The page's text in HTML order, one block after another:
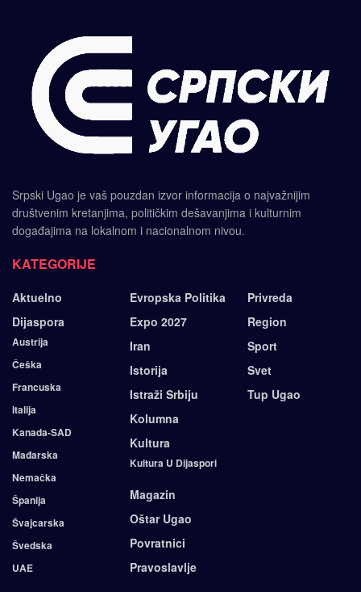
Srpski Ugao je vaš pouzdan izvor informacija o najvažnijim
društvenim kretanjima, političkim dešavanjima i kulturnim
događajima na lokalnom i nacionalnom nivou.
KATEGORIJE
Aktuelno
Dijaspora
Austrija
Češka
Francuska
Italija
Kanada-SAD
Mađarska
Nemačka
Španija
Švajcarska
Švedska
UAE
Evropska Politika
Expo 2027
Iran
Istorija
Istraži Srbiju
Kolumna
Kultura
Kultura U Dijaspori
Magazin
Oštar Ugao
Povratnici
Pravoslavlje
Privreda
Region
Sport
Svet
Tup Ugao